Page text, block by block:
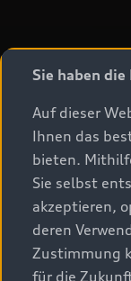
Sie haben
Auf dieser
Ihnen das
bieten.
Sie selbst
akzeptieren,
deren
Zustimmung
für die